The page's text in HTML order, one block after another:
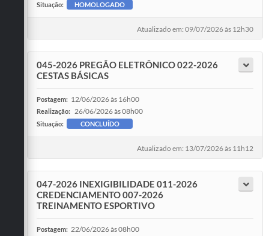
Situação: HOMOLOGADO
Atualizado em: 09/07/2026 às 12h30
045-2026 PREGÃO ELETRÔNICO 022-2026
CESTAS BÁSICAS
Postagem: 12/06/2026 às 16h00
Realização: 26/06/2026 às 08h00
Situação: CONCLUÍDO
Atualizado em: 13/07/2026 às 11h12
047-2026 INEXIGIBILIDADE 011-2026
CREDENCIAMENTO 007-2026
TREINAMENTO ESPORTIVO
Postagem: 22/06/2026 às 08h00